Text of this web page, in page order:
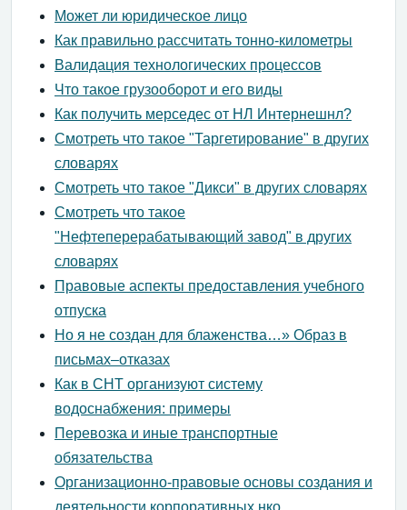
Может ли юридическое лицо
Как правильно рассчитать тонно-километры
Валидация технологических процессов
Что такое грузооборот и его виды
Как получить мерседес от НЛ Интернешнл?
Смотреть что такое "Таргетирование" в других
словарях
Смотреть что такое "Дикси" в других словарях
Смотреть что такое
"Нефтеперерабатывающий завод" в других
словарях
Правовые аспекты предоставления учебного
отпуска
Но я не создан для блаженства…» Образ в
письмах–отказах
Как в СНТ организуют систему
водоснабжения: примеры
Перевозка и иные транспортные
обязательства
Организационно-правовые основы создания и
деятельности корпоративных нко